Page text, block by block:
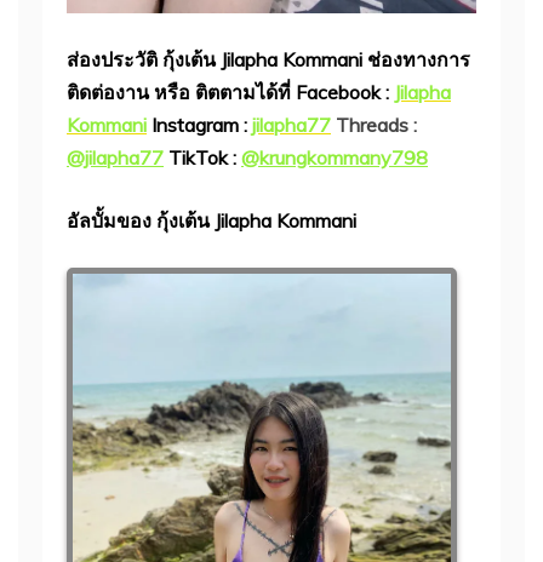
ส่องประวัติ กุ้งเต้น Jilapha Kommani ช่องทางการ
ติดต่องาน หรือ ติตตามได้ที่ Facebook : Jilapha
Kommani Instagram : jilapha77 Threads :
@jilapha77 TikTok : @krungkommany798
อัลบั้มของ กุ้งเต้น Jilapha Kommani